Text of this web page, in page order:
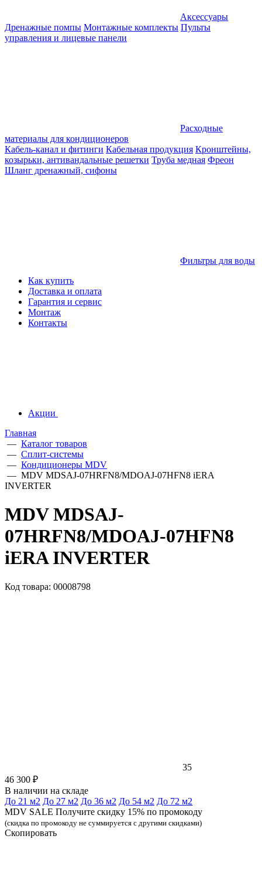
Аксессуары
Дренажные помпы Монтажные комплекты Пульты
управления и лицевые панели
Расходные
материалы для кондиционеров
Кабель-канал и фитинги Кабельная продукция Кронштейны,
козырьки, антивандальные решетки Труба медная Фреон
Шланг дренажный, сифоны
Фильтры для воды
Как купить
Доставка и оплата
Гарантия и сервис
Монтаж
Контакты
Акции
Главная
— Каталог товаров
— Сплит-системы
— Кондиционеры MDV
— MDV MDSAJ-07HRFN8/MDOAJ-07HFN8 iERA
INVERTER
MDV MDSAJ-
07HRFN8/MDOAJ-07HFN8
iERA INVERTER
Код товара: 00008798
35
46 300 ₽
В наличии на складе
До 21 м2 До 27 м2 До 36 м2 До 54 м2 До 72 м2
MDV SALE Получите скидку 15% по промокоду
(скидка по промокоду не суммируется с другими скидками)
Скопировать